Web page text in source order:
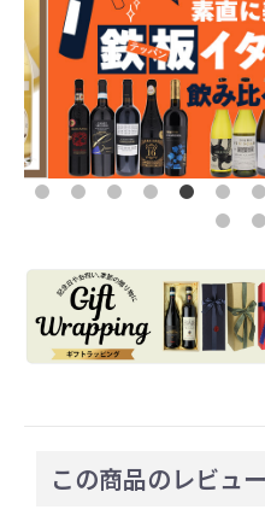
この商品のレビュー